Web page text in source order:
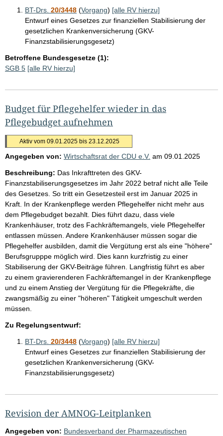
BT-Drs. 20/3448 (Vorgang) [alle RV hierzu]
Entwurf eines Gesetzes zur finanziellen Stabilisierung der
gesetzlichen Krankenversicherung (GKV-
Finanzstabilisierungsgesetz)
Betroffene Bundesgesetze (1):
SGB 5 [alle RV hierzu]
Budget für Pflegehelfer wieder in das
Pflegebudget aufnehmen
Aktiv vom 09.01.2025 bis 23.12.2025
Angegeben von: Wirtschaftsrat der CDU e.V. am 09.01.2025
Beschreibung: Das Inkrafttreten des GKV-
Finanzstabiliserungsgesetzes im Jahr 2022 betraf nicht alle Teile
des Gesetzes. So tritt ein Gesetzesteil erst im Januar 2025 in
Kraft. In der Krankenpflege werden Pflegehelfer nicht mehr aus
dem Pflegebudget bezahlt. Dies führt dazu, dass viele
Krankenhäuser, trotz des Fachkräftemangels, viele Pflegehelfer
entlassen müssen. Andere Krankenhäuser müssen sogar die
Pflegehelfer ausbilden, damit die Vergütung erst als eine "höhere"
Berufsgrupppe möglich wird. Dies kann kurzfristig zu einer
Stabiliserung der GKV-Beiträge führen. Langfristig führt es aber
zu einem gravierenderen Fachkräftemangel in der Krankenpflege
und zu einem Anstieg der Vergütung für die Pflegekräfte, die
zwangsmäßig zu einer "höheren" Tätigkeit umgeschult werden
müssen.
Zu Regelungsentwurf:
BT-Drs. 20/3448 (Vorgang) [alle RV hierzu]
Entwurf eines Gesetzes zur finanziellen Stabilisierung der
gesetzlichen Krankenversicherung (GKV-
Finanzstabilisierungsgesetz)
Revision der AMNOG-Leitplanken
Angegeben von: Bundesverband der Pharmazeutischen